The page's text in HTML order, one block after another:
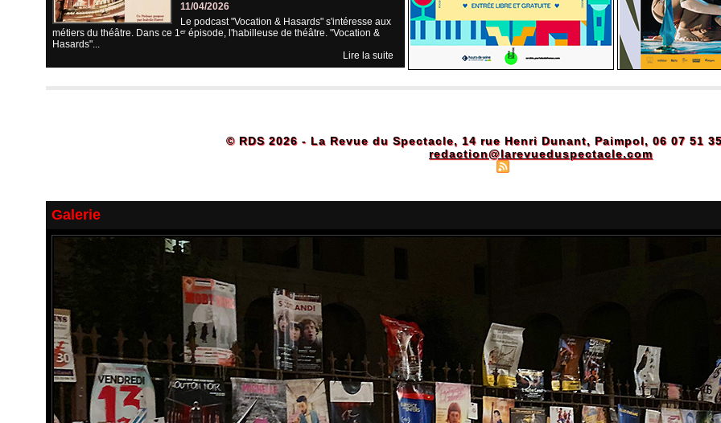
11/04/2026
Le podcast "Vocation & Hasards" s'intéresse aux
métiers du théâtre. Dans ce 1ᵉʳ épisode, l'habilleuse de théâtre. "Vocation &
Hasards"...
Lire la suite
© RDS 2026 - La Revue du Spectacle, 14 rue Henri Dunant, Paimpol, 06 07 51
redaction@larevueduspectacle.com
Galerie